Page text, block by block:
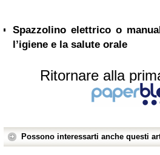
Spazzolino elettrico o
l’igiene e la salute orale
Ritornare alla
Possono interessarti anche questi